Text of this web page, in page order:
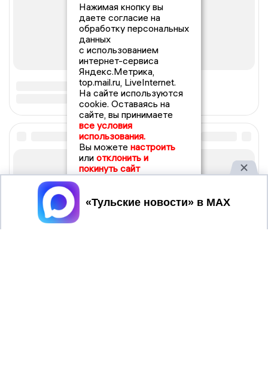
Нажимая кнопку вы
даете согласие на
обработку персональных
данных
с использованием
интернет-сервиса
Яндекс.Метрика,
top.mail.ru, LiveInternet.
На сайте используются
cookie. Оставаясь на
сайте, вы принимаете
все условия
использования.
Вы можете настроить
или отклонить и
покинуть сайт
Принять